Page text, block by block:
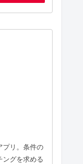
プリ。条件の
ングを求める